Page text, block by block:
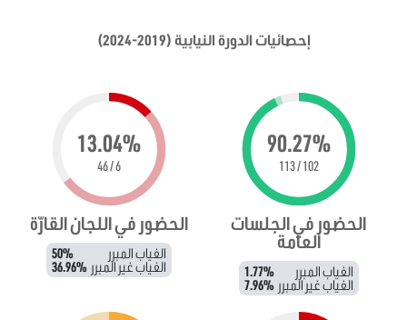
إحصائيات الدورة النيابية (2019-2024)
90.27%
102 / 113
الحضور في الجلسات
العامة
الغياب المبرر 1.77%
الغياب غير المبرر 7.96%
13.04%
6 / 46
الحضور في اللجان القارّة
الغياب المبرر 50%
الغياب غير المبرر 36.96%